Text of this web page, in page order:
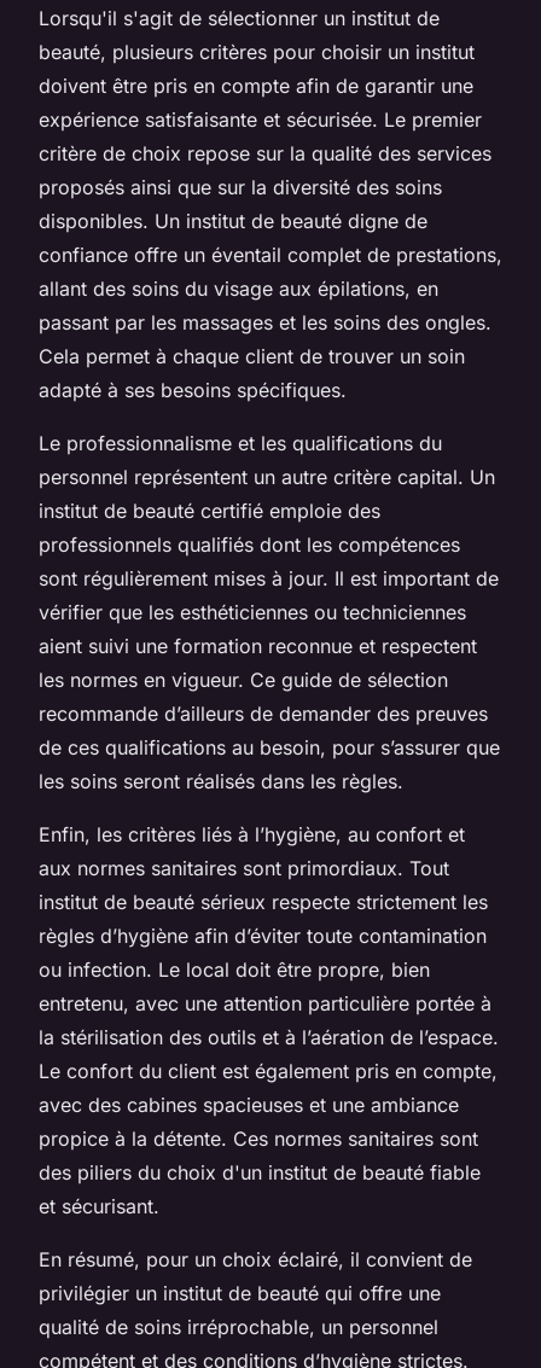
Lorsqu'il s'agit de sélectionner un institut de
beauté, plusieurs critères pour choisir un institut
doivent être pris en compte afin de garantir une
expérience satisfaisante et sécurisée. Le premier
critère de choix repose sur la qualité des services
proposés ainsi que sur la diversité des soins
disponibles. Un institut de beauté digne de
confiance offre un éventail complet de prestations,
allant des soins du visage aux épilations, en
passant par les massages et les soins des ongles.
Cela permet à chaque client de trouver un soin
adapté à ses besoins spécifiques.
Le professionnalisme et les qualifications du
personnel représentent un autre critère capital. Un
institut de beauté certifié emploie des
professionnels qualifiés dont les compétences
sont régulièrement mises à jour. Il est important de
vérifier que les esthéticiennes ou techniciennes
aient suivi une formation reconnue et respectent
les normes en vigueur. Ce guide de sélection
recommande d’ailleurs de demander des preuves
de ces qualifications au besoin, pour s’assurer que
les soins seront réalisés dans les règles.
Enfin, les critères liés à l’hygiène, au confort et
aux normes sanitaires sont primordiaux. Tout
institut de beauté sérieux respecte strictement les
règles d’hygiène afin d’éviter toute contamination
ou infection. Le local doit être propre, bien
entretenu, avec une attention particulière portée à
la stérilisation des outils et à l’aération de l’espace.
Le confort du client est également pris en compte,
avec des cabines spacieuses et une ambiance
propice à la détente. Ces normes sanitaires sont
des piliers du choix d'un institut de beauté fiable
et sécurisant.
En résumé, pour un choix éclairé, il convient de
privilégier un institut de beauté qui offre une
qualité de soins irréprochable, un personnel
compétent et des conditions d’hygiène strictes.